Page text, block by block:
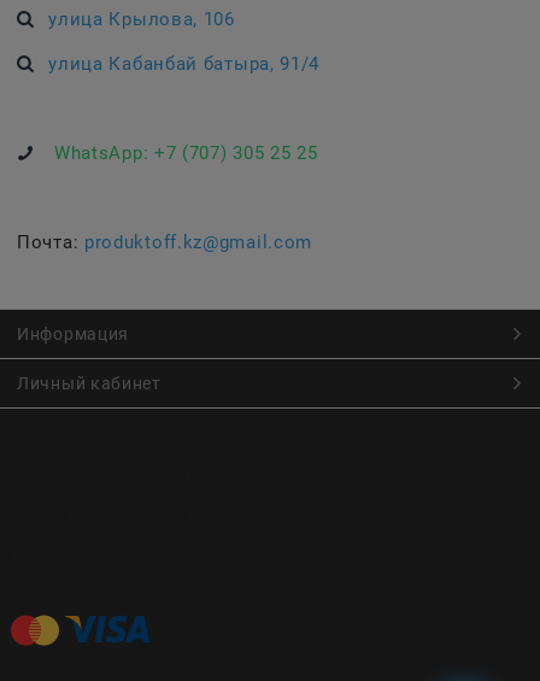
улица Крылова, 106
улица Кабанбай батыра, 91/4
WhatsApp: +7 (707) 305 25 25
Почта: produktoff.kz@gmail.com
Информация
Личный кабинет